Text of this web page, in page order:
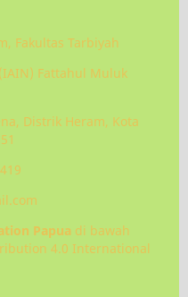
Fakultas Tarbiyah
Fattahul Muluk
Distrik Heram, Kota
Papua di bawah
4.0 International